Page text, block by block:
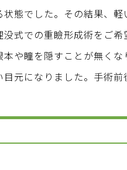
状態でした。その結果、
没式での重瞼形成術をご
本や瞳を隠すことが無く
目元になりました。手術